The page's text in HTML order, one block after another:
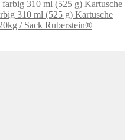
310 ml (525 g) Kartusche
Ruberstein®